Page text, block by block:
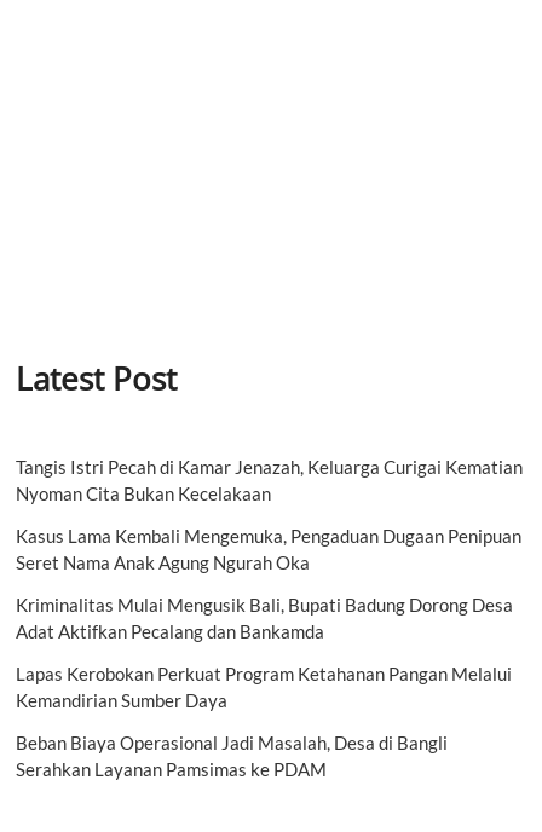
Latest Post
Tangis Istri Pecah di Kamar Jenazah, Keluarga Curigai Kematian
Nyoman Cita Bukan Kecelakaan
Kasus Lama Kembali Mengemuka, Pengaduan Dugaan Penipuan
Seret Nama Anak Agung Ngurah Oka
Kriminalitas Mulai Mengusik Bali, Bupati Badung Dorong Desa
Adat Aktifkan Pecalang dan Bankamda
Lapas Kerobokan Perkuat Program Ketahanan Pangan Melalui
Kemandirian Sumber Daya
Beban Biaya Operasional Jadi Masalah, Desa di Bangli
Serahkan Layanan Pamsimas ke PDAM